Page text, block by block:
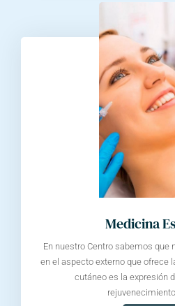
Medicina
En nuestro Centro sabemos que
en el aspecto externo que ofrece
cutáneo es la expresión